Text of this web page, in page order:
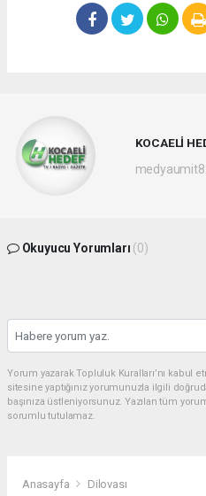
KOCAELİ
Okuyucu Yorumları (0)
Yorum yazarak Topluluk Kuralları’nı
sitesine yaptığınız yorumunuzla ilgili
başınıza üstleniyorsunuz. Yazılan tüm
sorumlu tutulamaz.
Anasayfa Dilovası